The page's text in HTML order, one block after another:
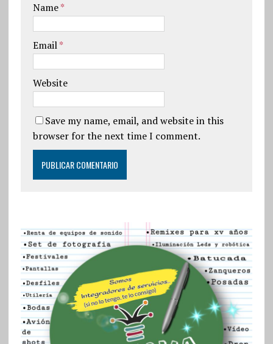
Name*
Email*
Website
Save my name, email, and website in this
browser for the next time I comment.